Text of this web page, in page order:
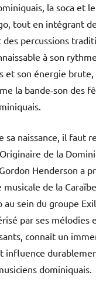
la soca et
tout en intégrant
percussions
à son
et son énergie brute,
la bande-son des
sa naissance, il faut
de la
Henderson a
musicale de la
au sein du groupe
par ses mélodies
connaît un
influence
dominiquais.